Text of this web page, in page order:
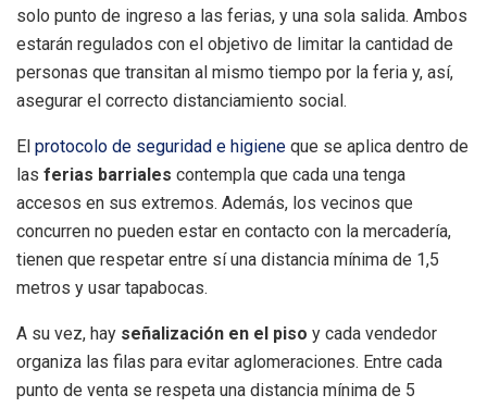
solo punto de ingreso a las ferias, y una sola salida. Ambos
estarán regulados con el objetivo de limitar la cantidad de
personas que transitan al mismo tiempo por la feria y, así,
asegurar el correcto distanciamiento social.
El protocolo de seguridad e higiene que se aplica dentro de
las ferias barriales contempla que cada una tenga
accesos en sus extremos. Además, los vecinos que
concurren no pueden estar en contacto con la mercadería,
tienen que respetar entre sí una distancia mínima de 1,5
metros y usar tapabocas.
A su vez, hay señalización en el piso y cada vendedor
organiza las filas para evitar aglomeraciones. Entre cada
punto de venta se respeta una distancia mínima de 5